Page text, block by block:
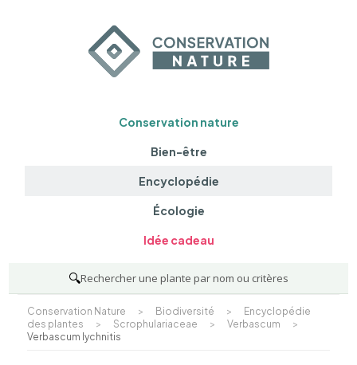
Conservation nature
Bien-être
Encyclopédie
Écologie
Idée cadeau
🔍Rechercher une plante par nom ou critères
Conservation Nature > Biodiversité >
Encyclopédie
des plantes
> Scrophulariaceae > Verbascum
>
Verbascum lychnitis